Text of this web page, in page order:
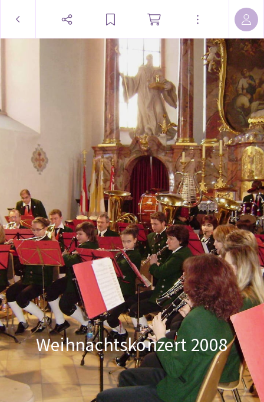
Weihnachtskonzert 2008